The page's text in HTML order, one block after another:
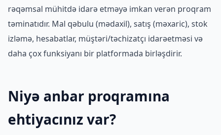
rəqəmsal mühitdə idarə etməyə imkan verən proqram
təminatıdır. Mal qəbulu (mədaxil), satış (məxaric), stok
izləmə, hesabatlar, müştəri/təchizatçı idarəetməsi və
daha çox funksiyanı bir platformada birləşdirir.
Niyə anbar proqramına
ehtiyacınız var?